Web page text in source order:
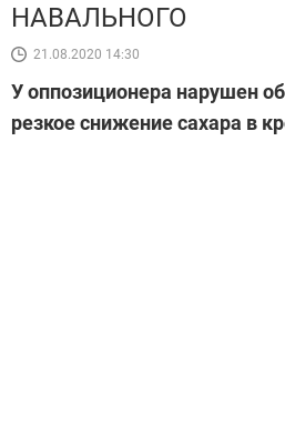
НАВАЛЬНОГО
21.08.2020 14:30
У оппозиционера нарушен
резкое снижение сахара в